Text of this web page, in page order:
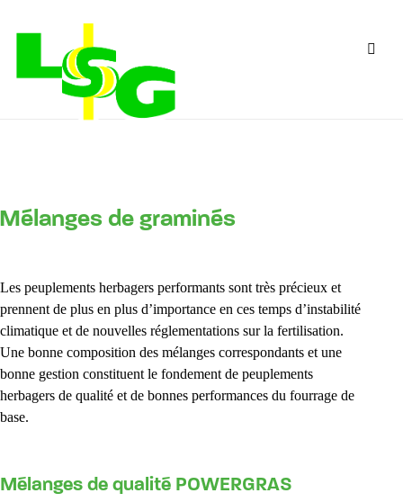
Mélanges de graminés
Les peuplements herbagers performants sont très précieux et
prennent de plus en plus d’importance en ces temps d’instabilité
climatique et de nouvelles réglementations sur la fertilisation.
Une bonne composition des mélanges correspondants et une
bonne gestion constituent le fondement de peuplements
herbagers de qualité et de bonnes performances du fourrage de
base.
Mélanges de qualité POWERGRAS